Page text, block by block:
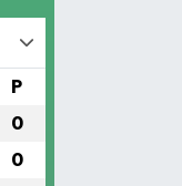
P
0
0